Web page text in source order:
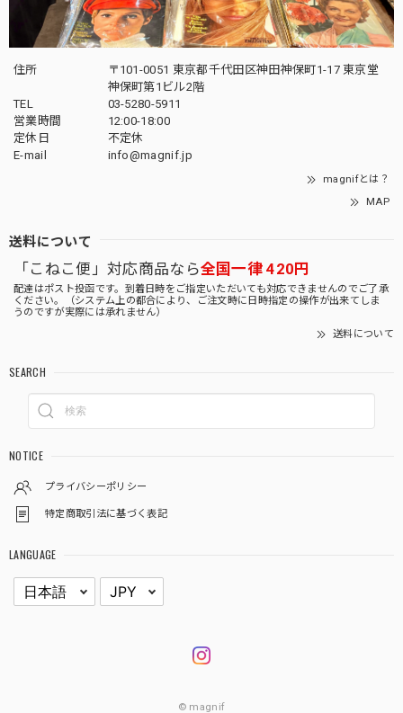
住所
〒101-0051 東京都千代田区神田神保町1-17 東京堂
神保町第1ビル2階
TEL
03-5280-5911
営業時間
12:00-18:00
定休日
不定休
E-mail
info@magnif.jp
magnifとは？
MAP
送料について
「こねこ便」対応商品なら全国一律 420円
配達はポスト投函です。到着日時をご指定いただいても対応できませんのでご了承
ください。（システム上の都合により、ご注文時に日時指定の操作が出来てしま
うのですが実際には承れません）
送料について
SEARCH
NOTICE
プライバシーポリシー
特定商取引法に基づく表記
LANGUAGE
© magnif